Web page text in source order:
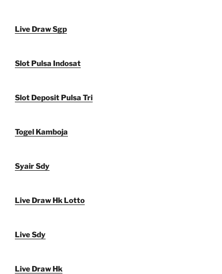
Live Draw Sgp
Slot Pulsa Indosat
Slot Deposit Pulsa Tri
Togel Kamboja
Syair Sdy
Live Draw Hk Lotto
Live Sdy
Live Draw Hk